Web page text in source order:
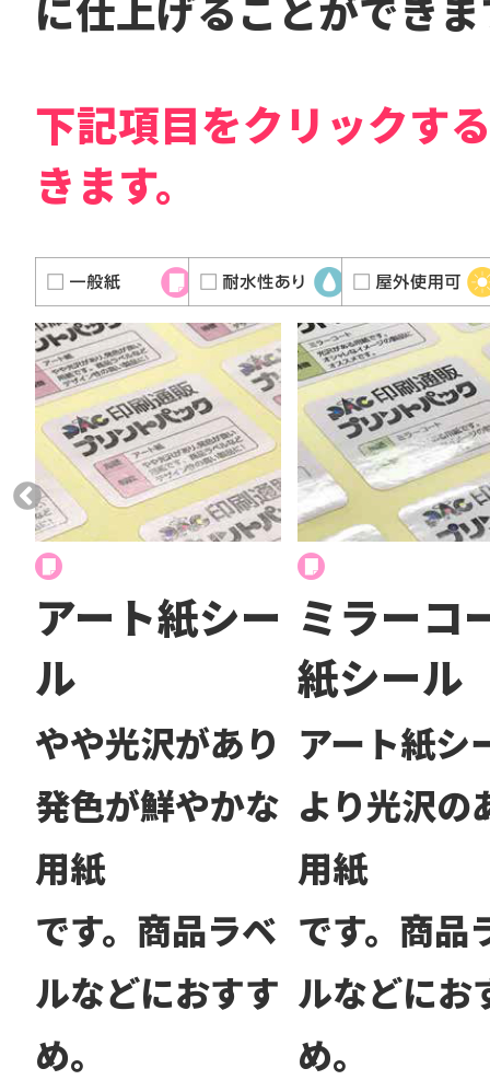
下記項目をクリックす
きます。
アート紙シー
ル
やや光沢があり
発色が鮮やかな
用紙
です。商品ラベ
ルなどにおすす
め。
ミラーコ
紙シール
アート紙シ
より光沢の
用紙
です。商品
ルなどにお
め。